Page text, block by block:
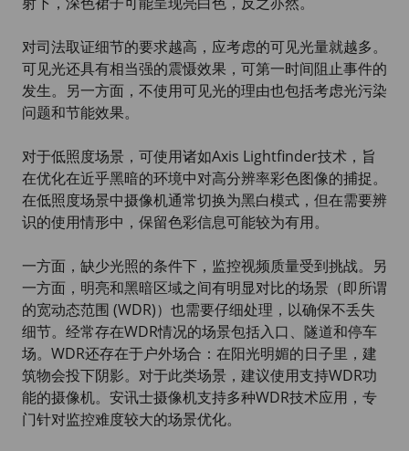
对司法取证细节的要求越高，应考虑的可见光量就越多。
可见光还具有相当强的震慑效果，可第一时间阻止事件的
发生。另一方面，不使用可见光的理由也包括考虑光污染
问题和节能效果。
对于低照度场景，可使用诸如Axis Lightfinder技术，旨
在优化在近乎黑暗的环境中对高分辨率彩色图像的捕捉。
在低照度场景中摄像机通常切换为黑白模式，但在需要辨
识的使用情形中，保留色彩信息可能较为有用。
一方面，缺少光照的条件下，监控视频质量受到挑战。另
一方面，明亮和黑暗区域之间有明显对比的场景（即所谓
的宽动态范围 (WDR)）也需要仔细处理，以确保不丢失
细节。经常存在WDR情况的场景包括入口、隧道和停车
场。WDR还存在于户外场合：在阳光明媚的日子里，建
筑物会投下阴影。对于此类场景，建议使用支持WDR功
能的摄像机。安讯士摄像机支持多种WDR技术应用，专
门针对监控难度较大的场景优化。